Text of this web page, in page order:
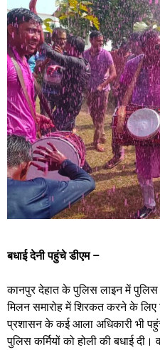
बधाई देनी पहुंचे डीएम –
कानपुर देहात के पुलिस लाइन में पुलिस
मिलन समारोह में शिरकत करने के
प्रशासन के कई आला अधिकारी भी
पुलिस कर्मियों को होली की बधाई